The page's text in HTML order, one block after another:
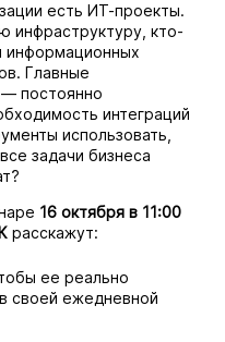
есть ИТ-проекты.
инфраструктуру, кто-
информационных
Главные
— постоянно
интеграций
использовать,
задачи бизнеса
16 октября в 11:00
расскажут:
ее реально
своей ежедневной